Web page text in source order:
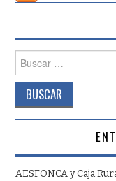
AESFONCA y Caja